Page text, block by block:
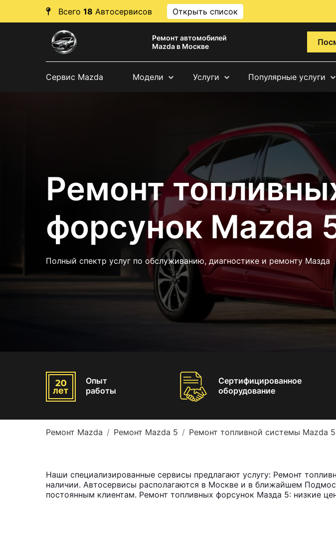
Всего 18 Автосервисов Открыть список
Ремонт автомобилей
Mazda в Москве
Сервис Mazda Модели Услуги Популярные услуги
Ремонт
форсунок Mazda
Полный спектр услуг по обслуживанию, диагностике и ремонту Мазда
Опыт
работы
Сертифицированное
оборудование
Ремонт Mazda Ремонт Mazda 5 Ремонт топливной системы Mazda 5
Наши специализированные сервисы предлагают услугу: Ремонт
наличии. Автосервисы располагаются в Москве и в ближайшем
постоянным клиентам. Ремонт топливных форсунок Мазда 5: низкие